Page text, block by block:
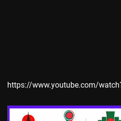
https://www.youtube.com/